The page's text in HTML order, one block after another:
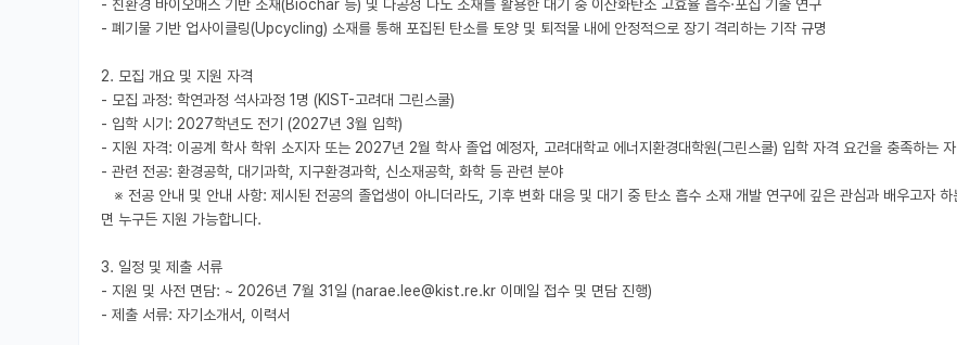
- 친환경 바이오매스 기반 소재(Biochar 등) 및 다공성 나노 소재를 활용한 대기 중 이산화탄소 고효율 흡수·포집 기술 연구
- 폐기물 기반 업사이클링(Upcycling) 소재를 통해 포집된 탄소를 토양 및 퇴적물 내에 안정적으로 장기 격리하는 기작 규명
2. 모집 개요 및 지원 자격
- 모집 과정: 학연과정 석사과정 1명 (KIST-고려대 그린스쿨)
- 입학 시기: 2027학년도 전기 (2027년 3월 입학)
- 지원 자격: 이공계 학사 학위 소지자 또는 2027년 2월 학사 졸업 예정자, 고려대학교 에너지환경대학원(그린스쿨) 입학 자격 요건을 충족하는 자
- 관련 전공: 환경공학, 대기과학, 지구환경과학, 신소재공학, 화학 등 관련 분야
면 누구든 지원 가능합니다.
3. 일정 및 제출 서류
- 지원 및 사전 면담: ~ 2026년 7월 31일 (narae.lee@kist.re.kr 이메일 접수 및 면담 진행)
- 제출 서류: 자기소개서, 이력서